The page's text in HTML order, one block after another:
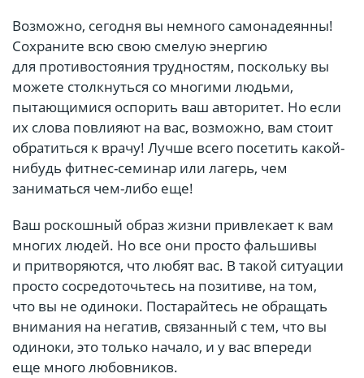
Возможно, сегодня вы немного самонадеянны!
Сохраните всю свою смелую энергию
для противостояния трудностям, поскольку вы
можете столкнуться со многими людьми,
пытающимися оспорить ваш авторитет. Но если
их слова повлияют на вас, возможно, вам стоит
обратиться к врачу! Лучше всего посетить какой-
нибудь фитнес-семинар или лагерь, чем
заниматься чем-либо еще!
Ваш роскошный образ жизни привлекает к вам
многих людей. Но все они просто фальшивы
и притворяются, что любят вас. В такой ситуации
просто сосредоточьтесь на позитиве, на том,
что вы не одиноки. Постарайтесь не обращать
внимания на негатив, связанный с тем, что вы
одиноки, это только начало, и у вас впереди
еще много любовников.